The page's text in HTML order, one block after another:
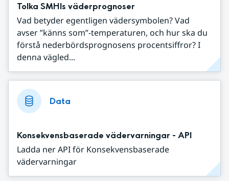
Tolka SMHIs väderprognoser
Vad betyder egentligen vädersymbolen? Vad
avser ”känns som”-temperaturen, och hur ska du
förstå nederbördsprognosens procentsiffror? I
denna vägled...
Data
Konsekvensbaserade vädervarningar - API
Ladda ner API för Konsekvensbaserade
vädervarningar